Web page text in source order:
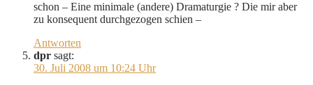
schon – Eine minimale (andere) Dramaturgie ? Die mir aber
zu konsequent durchgezogen schien –
Antworten
dpr sagt:
30. Juli 2008 um 10:24 Uhr